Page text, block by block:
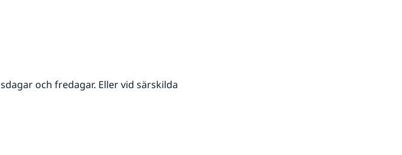
och fredagar. Eller vid särskilda